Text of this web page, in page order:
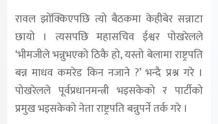
रावल झोंक्किएपछि त्यो बैठकमा केहीबेर सन्नाटा
छायो । त्यसपछि महासचिव ईश्वर पोखरेलले
‘भीमजीले भन्नुभएको ठिकै हो, यस्तो बेलामा राष्ट्रपति
बन्न माधव कमरेड किन नजाने ?’ भन्दै प्रश्न गरे ।
पोखरेलले पूर्वप्रधानमन्त्री भइसकेको र पार्टीको
प्रमुख भइसकेको नेता राष्ट्रपति बन्नुपर्ने तर्क गरे ।